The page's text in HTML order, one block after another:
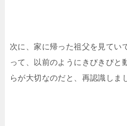
次に、家に帰った祖父を見てい
って、以前のようにきびきびと
らが大切なのだと、再認識しま